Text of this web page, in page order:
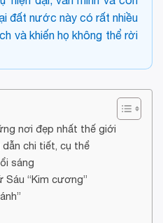
đất nước này có rất nhiều
và khiến họ không thể rời
nơi đẹp nhất thế giới
chi tiết, cụ thể
sáng
Sáu “Kim cương”